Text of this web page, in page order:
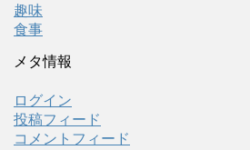
趣味
食事
メタ情報
ログイン
投稿フィード
コメントフィード